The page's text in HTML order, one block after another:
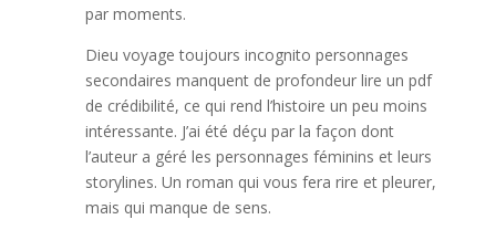
par moments.
Dieu voyage toujours incognito personnages
secondaires manquent de profondeur lire un pdf
de crédibilité, ce qui rend l’histoire un peu moins
intéressante. J’ai été déçu par la façon dont
l’auteur a géré les personnages féminins et leurs
storylines. Un roman qui vous fera rire et pleurer,
mais qui manque de sens.